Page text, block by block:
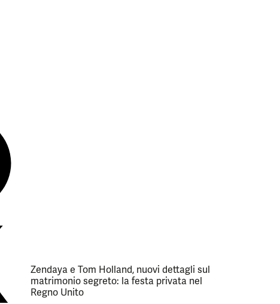
Zendaya e Tom Holland, nuovi dettagli sul
matrimonio segreto: la festa privata nel
Regno Unito